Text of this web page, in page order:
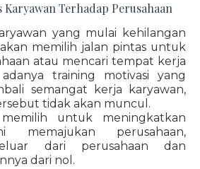
Karyawan Terhadap Perusahaan
yang mulai kehilangan
memilih jalan pintas untuk
atau mencari tempat kerja
training motivasi yang
semangat kerja karyawan,
tidak akan muncul.
untuk meningkatkan
memajukan perusahaan,
dari perusahaan dan
dari nol.